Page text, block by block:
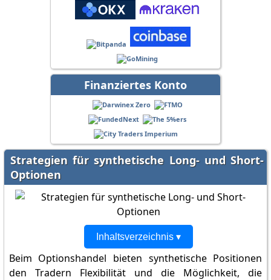
Finanziertes Konto
Strategien für synthetische Long- und Short-
Optionen
Inhaltsverzeichnis ▾
Beim Optionshandel bieten synthetische Positionen
den Tradern Flexibilität und die Möglichkeit, die